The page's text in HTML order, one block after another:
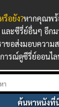
อยัง?หากคุณพร้
และซีรี่ย์อื่นๆ อีก
ราขอส่งมอบควา
ารณ์ดูซีรี่ย์ออนไ